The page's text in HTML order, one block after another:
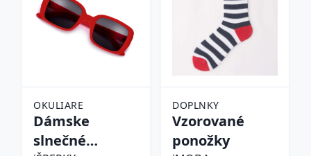
OKULIARE
Dámske
slnečné
DOPLNKY
Vzorované
ponožky